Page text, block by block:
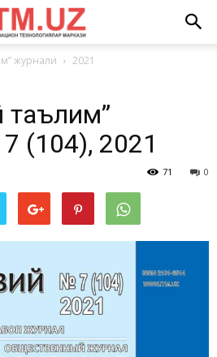
журнали 2021
таълим”
(104), 2021
0
71